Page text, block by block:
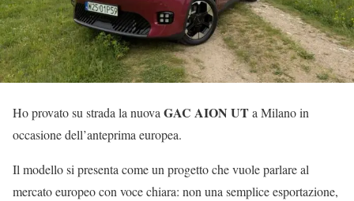
Ho provato su strada la nuovaGAC AION UTa Milano in
occasione dell’anteprima europea.
Il modello si presenta come un progetto che vuole parlare al
mercato europeo con voce chiara: non una semplice esportazione,